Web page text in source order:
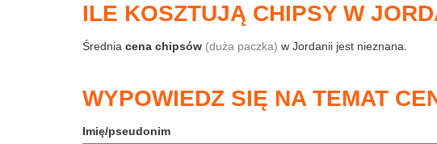
ILE KOSZTUJĄ CHIPSY W
Średnia cena chipsów (duża paczka) w Jordanii jest nieznana.
WYPOWIEDZ SIĘ NA TEMAT
Imię/pseudonim